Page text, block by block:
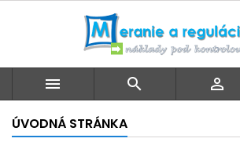
  
ÚVODNÁ STRÁNKA